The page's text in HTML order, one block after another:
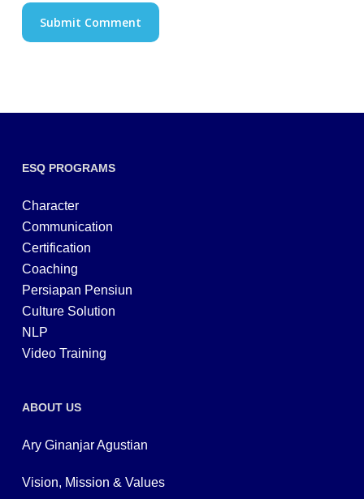
ESQ PROGRAMS
Character
Communication
Certification
Coaching
Persiapan Pensiun
Culture Solution
NLP
Video Training
ABOUT US
Ary Ginanjar Agustian
Vision, Mission & Values